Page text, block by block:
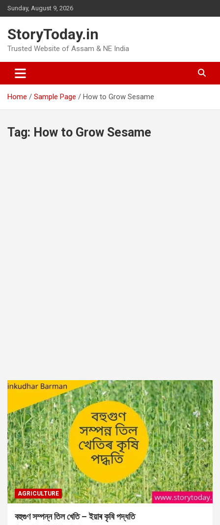
Skip
to
Sunday, August 9, 2026
StoryToday.in
Trusted Website of Assam & NE India
Home Sample Page How to Grow Sesame
Tag: How to Grow Sesame
AGRICULTURE
বহুগুণ সম্পন্ন তিল খেতি – ইয়াৰ কৃষি পদ্ধতি